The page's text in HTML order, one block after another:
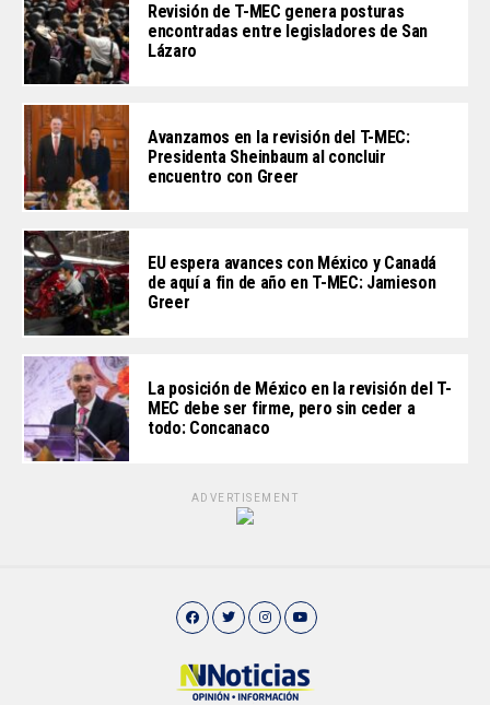
Revisión de T-MEC genera posturas
encontradas entre legisladores de San
Lázaro
Avanzamos en la revisión del T-MEC:
Presidenta Sheinbaum al concluir
encuentro con Greer
EU espera avances con México y Canadá
de aquí a fin de año en T-MEC: Jamieson
Greer
La posición de México en la revisión del T-
MEC debe ser firme, pero sin ceder a
todo: Concanaco
ADVERTISEMENT